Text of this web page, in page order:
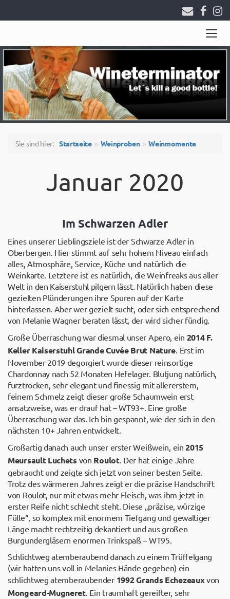
Sie sind hier: Startseite Weinproben Weinmomente
Januar 2020
Im Schwarzen Adler
Eines unserer Lieblingsziele ist der Schwarze Adler in
Oberbergen. Hier stimmt auf sehr hohem Niveau einfach
alles, Atmosphäre, Service, Küche und natürlich die
Weinkarte. Letztere ist es natürlich, die Weinfreaks aus aller
Welt in den Kaiserstuhl pilgern lässt. Natürlich haben diese
gezielten Plünderungen ihre Spuren auf der Karte
hinterlassen. Aber wer gezielt sucht, oder sich entsprechend
von Melanie Wagner beraten lässt, der wird sicher fündig.
Große Überraschung war diesmal unser Apero, ein 2014 F.
Keller Kaiserstuhl Grande Cuvée Brut Nature. Erst im
November 2019 degorgiert wurde dieser reinsortige
Chardonnay nach 52 Monaten Hefelager. Blutjung natürlich,
furztrocken, sehr elegant und finessig mit allererstem,
feinem Schmelz zeigt dieser große Schaumwein erst
ansatzweise, was er drauf hat – WT93+. Eine große
Überraschung war das. Ich bin gespannt, wie der sich in den
nächsten 10+ Jahren entwickelt.
Großartig danach auch unser erster Weißwein, ein2015
Meursault Luchets von Roulot. Der hat einige Jahre
gebraucht und zeigte sich jetzt von seiner besten Seite.
Trotz des wärmeren Jahres zeigt er die präzise Handschrift
von Roulot, nur mit etwas mehr Fleisch, was ihm jetzt in
erster Reife nicht schlecht steht. Diese „präzise, würzige
Fülle“, so komplex mit enormem Tiefgang und gewaltiger
Länge macht rechtzeitig dekantiert und aus großen
Burgundergläsern enormen Trinkspaß – WT95.
Schlichtweg atemberaubend danach zu einem Trüffelgang
(wir hatten uns voll in Melanies Hände gegeben) ein
schlichtweg atemberaubender 1992 Grands Echezeauxvon
Mongeard-Mugneret. Ein traumhaft gereifter, sehr